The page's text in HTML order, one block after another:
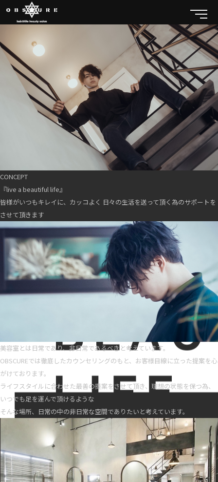
CONCEPT
『live a beautiful life』
皆様がいつもキレイに、カッコよく 日々の生活を送って頂く為のサポートを
させて頂きます
美容室とは日常であり、非日常であるべきと考えています。
OBSCUREでは徹底したカウンセリングのもと、お客様目線に立った提案を心
がけております。
ライフスタイルに合わせた最善の提案をさせて頂き、理想の状態を保つ為、
いつでも足を運んで頂けるような
そんな場所、日常の中の非日常な空間でありたいと考えています。